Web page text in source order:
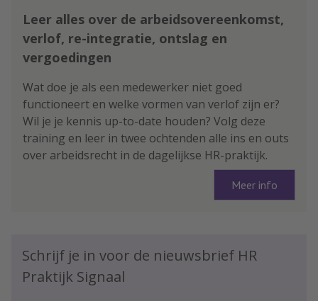
Leer alles over de arbeidsovereenkomst,
verlof, re-integratie, ontslag en
vergoedingen
Wat doe je als een medewerker niet goed
functioneert en welke vormen van verlof zijn er?
Wil je je kennis up-to-date houden? Volg deze
training en leer in twee ochtenden alle ins en outs
over arbeidsrecht in de dagelijkse HR-praktijk.
Meer info
Schrijf je in voor de nieuwsbrief HR
Praktijk Signaal